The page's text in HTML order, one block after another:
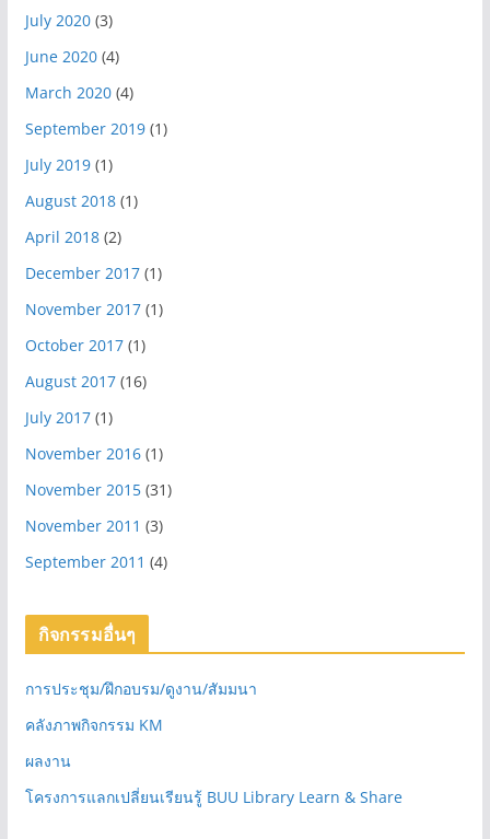
July 2020(3)
June 2020(4)
March 2020(4)
September 2019(1)
July 2019(1)
August 2018(1)
April 2018(2)
December 2017(1)
November 2017(1)
October 2017(1)
August 2017(16)
July 2017(1)
November 2016(1)
November 2015(31)
November 2011 (3)
September 2011 (4)
กิจกรรมอื่นๆ
การประชุม/ฝึกอบรม/ดูงาน/สัมมนา
คลังภาพกิจกรรม KM
ผลงาน
โครงการแลกเปลี่ยนเรียนรู้ BUU Library Learn & Share